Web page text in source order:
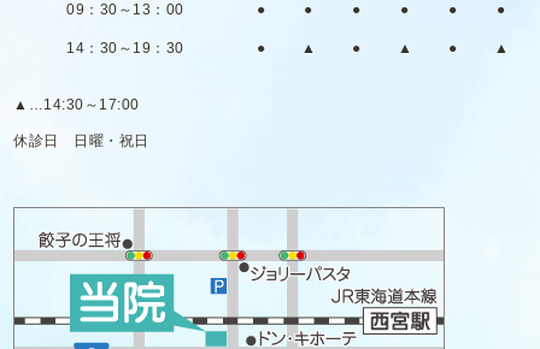
09：30～13：00 ● ● ● ● ● ●
14：30～19：30 ● ▲ ● ▲ ● ▲
▲ …14:30～17:00
休診日 日曜・祝日